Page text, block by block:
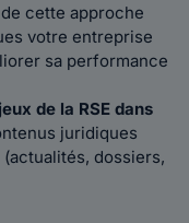
cette approche
votre entreprise
sa performance
de la RSE dans
juridiques
dossiers,